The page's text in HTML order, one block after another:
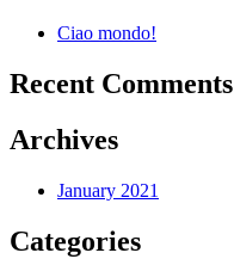
Ciao mondo!
Recent Comments
Archives
January 2021
Categories